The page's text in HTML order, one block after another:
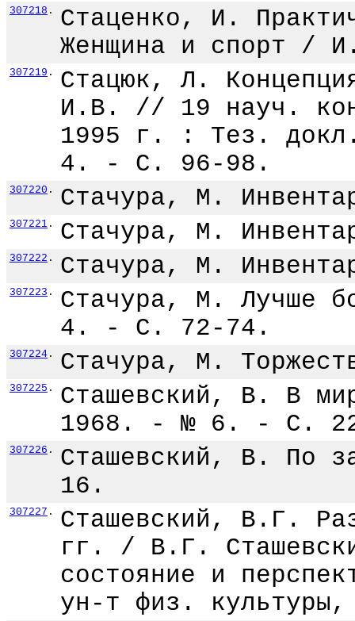
307218 .
Стаценко, И.
Женщина и спорт /
307219 .
Стацюк, Л.
И.В. // 19 науч.
1995 г. : Тез.
4. - С. 96-98.
307220 . Стачура, М.
307221 . Стачура, М.
307222 . Стачура, М.
307223 .
Стачура, М. Лучше
4. - С. 72-74.
307224 . Стачура, М.
307225 .
Сташевский, В. В
1968. - № 6. - С.
307226 .
Сташевский, В. По
16.
307227 .
Сташевский, В.Г.
гг. / В.Г.
состояние и
ун-т физ.